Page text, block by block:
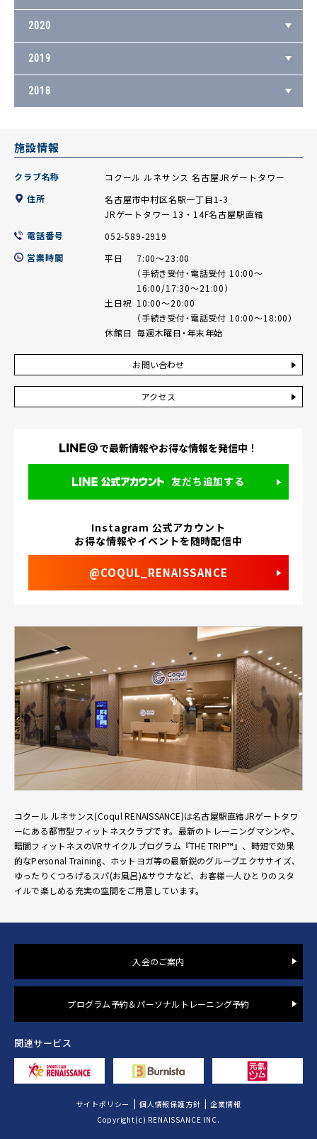
2020
2019
2018
施設情報
クラブ名称
コクール ルネサンス 名古屋JRゲートタワー
住所
名古屋市中村区名駅一丁目1-3
JRゲートタワー 13・14F名古屋駅直結
電話番号
052-589-2919
営業時間
平日
7:00～23:00
（手続き受付・電話受付 10:00～
16:00/17:30～21:00）
土日祝 10:00～20:00
（手続き受付・電話受付 10:00～18:00）
休館日 毎週木曜日・年末年始
お問い合わせ
アクセス
で最新情報やお得な情報を発信中！
友だち追加する
Instagram 公式アカウント
お得な情報やイベントを随時配信中
@COQUL_RENAISSANCE
コクール ルネサンス(Coqul RENAISSANCE)は名古屋駅直結JRゲートタワ
ーにある都市型フィットネスクラブです。最新のトレーニングマシンや、
暗闇フィットネスのVRサイクルプログラム『THE TRIP™』、時短で効果
的なPersonal Training、ホットヨガ等の最新鋭のグループエクササイズ、
ゆったりくつろげるスパ(お風呂)&サウナなど、お客様一人ひとりのスタ
イルで楽しめる充実の空間をご用意しています。
入会のご案内
プログラム予約＆パーソナルトレーニング予約
関連サービス
サイトポリシー 個人情報保護方針
企業情報
Copyright(c) RENAISSANCE INC.